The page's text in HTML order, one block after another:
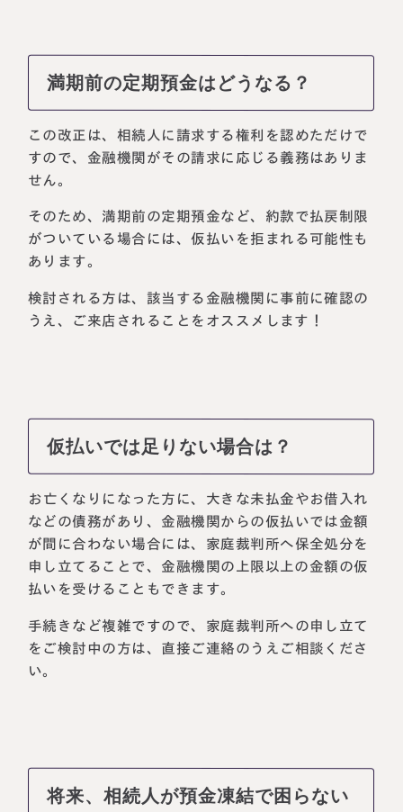
満期前の定期預金はどうなる？
この改正は、相続人に請求する権利を認めただけで
すので、金融機関がその請求に応じる義務はありま
せん。
そのため、満期前の定期預金など、約款で払戻制限
がついている場合には、仮払いを拒まれる可能性も
あります。
検討される方は、該当する金融機関に事前に確認の
うえ、ご来店されることをオススメします！
仮払いでは足りない場合は？
お亡くなりになった方に、大きな未払金やお借入れ
などの債務があり、金融機関からの仮払いでは金額
が間に合わない場合には、家庭裁判所へ保全処分を
申し立てることで、金融機関の上限以上の金額の仮
払いを受けることもできます。
手続きなど複雑ですので、家庭裁判所への申し立て
をご検討中の方は、直接ご連絡のうえご相談くださ
い。
将来、相続人が預金凍結で困らない